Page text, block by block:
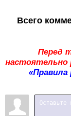
Всего
Перед
настоятельно